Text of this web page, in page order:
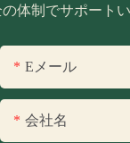
体制でサポートい
Eメール
会社名